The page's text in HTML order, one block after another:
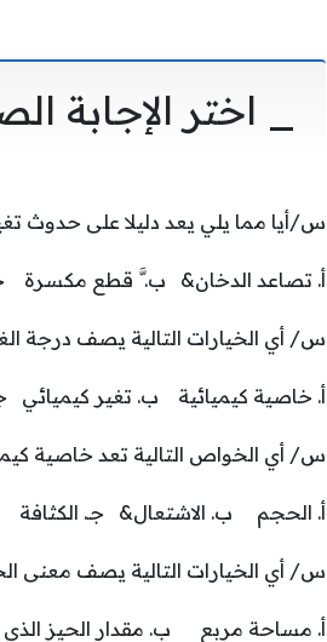
_ اختر الإجابة
س/أيا مما يلي يعد دليلا على حدوث
أ. تصاعد الدخان& ب. َّ قطع مكسرة جـ.
س/ أي الخيارات التالية يصف درجة
أ. خاصية كيميائية ب. تغير كيميائي
س/ أي الخواص التالية تعد خاصية
أ. الحجم ب. الاشتعال& جـ. الكثافة
س/ أي الخيارات التالية يصف معنى
أ. مساحة مربع ب. مقدار الحيز